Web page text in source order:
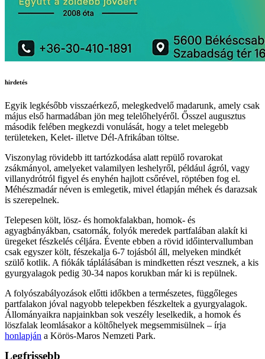
hirdetés
Egyik legkésőbb visszaérkező, melegkedvelő madarunk, amely csak
május első harmadában jön meg telelőhelyéről. Ősszel augusztus
második felében megkezdi vonulását, hogy a telet melegebb
területeken, Kelet- illetve Dél-Afrikában töltse.
Viszonylag rövidebb itt tartózkodása alatt repülő rovarokat
zsákmányol, amelyeket valamilyen leshelyről, például ágról, vagy
villanydrótról figyel és enyhén hajlott csőrével, röptében fog el.
Méhészmadár néven is emlegetik, mivel étlapján méhek és darazsak
is szerepelnek.
Telepesen költ, lösz- és homokfalakban, homok- és
agyagbányákban, csatornák, folyók meredek partfalában alakít ki
üregeket fészkelés céljára. Évente ebben a rövid időintervallumban
csak egyszer költ, fészekalja 6-7 tojásból áll, melyeken mindkét
szülő kotlik. A fiókák táplálásában is mindketten részt vesznek, a kis
gyurgyalagok pedig 30-34 napos korukban már ki is repülnek.
A folyószabályozások előtti időkben a természetes, függőleges
partfalakon jóval nagyobb telepekben fészkeltek a gyurgyalagok.
Állományaikra napjainkban sok veszély leselkedik, a homok és
löszfalak leomlásakor a költőhelyek megsemmisülnek – írja
honlapján a Körös-Maros Nemzeti Park.
Legfrissebb